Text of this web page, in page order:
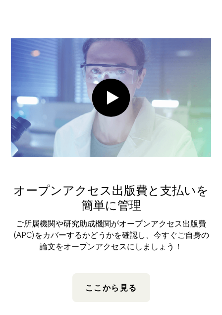
オープンアクセス出版費と支払いを
簡単に管理
ご所属機関や研究助成機関がオープンアクセス出版費
(APC)をカバーするかどうかを確認し、今すぐご自身の
論文をオープンアクセスにしましょう！
ここから見る